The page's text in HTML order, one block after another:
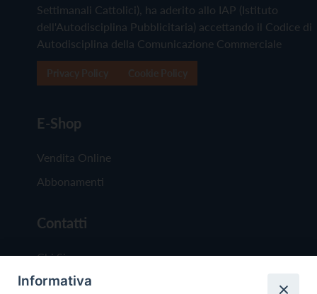
Settimanali Cattolici), ha aderito allo IAP (Istituto
dell'Autodisciplina Pubblicitaria) accettando il Codice di
Autodisciplina della Comunicazione Commerciale
E-Shop
Vendita Online
Abbonamenti
Contatti
Chi Siamo
Redazione
Informativa